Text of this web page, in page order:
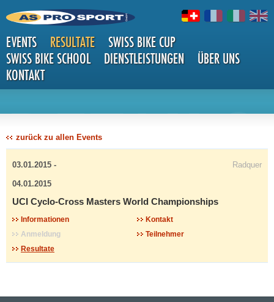
EVENTS RESULTATE
SWISS BIKE CUP
SWISS BIKE SCHOOL
DIENSTLEISTUNGEN
ÜBER UNS
KONTAKT
DETAILS
zurück zu allen Events
03.01.2015 -
04.01.2015
Radquer
UCI Cyclo-Cross Masters World Championships
Informationen
Kontakt
Anmeldung
Teilnehmer
Resultate